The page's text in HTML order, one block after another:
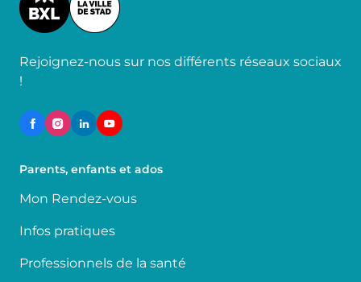
Rejoignez-nous sur nos différents réseaux sociaux
!
Parents, enfants et ados
Mon Rendez-vous
Infos pratiques
Professionnels de la santé